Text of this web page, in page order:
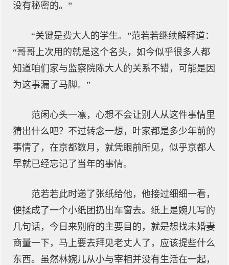
没有秘密的。”
“关键是费大人的学生。”范若若继续解释道：
“哥哥上次用的就是这个名头，如今似乎很多人都
知道咱们家与监察院陈大人的关系不错，可能是因
为这事漏了马脚。”
范闲心头一凛，心想不会让别人从这件事情里
猜出什么吧？不过转念一想，叶家都是多少年前的
事情了，在京都数月，就凭眼前所见，似乎京都人
早就已经忘记了当年的事情。
范若若此时递了张纸给他，他接过细细一看，
便揉成了一个小纸团扔出车窗去。纸上是婉儿写的
几句话，今日来别府的主要目的，就是想找未婚妻
商量一下，马上要去拜见老丈人了，应该提些什么
东西。虽然林婉儿从小与宰相并没有生活在一起，